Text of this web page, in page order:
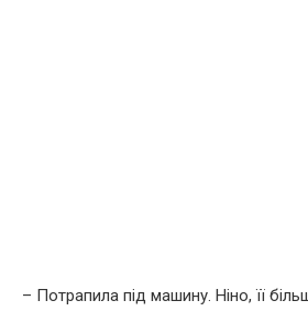
– Потрапила під машину. Ніно, її